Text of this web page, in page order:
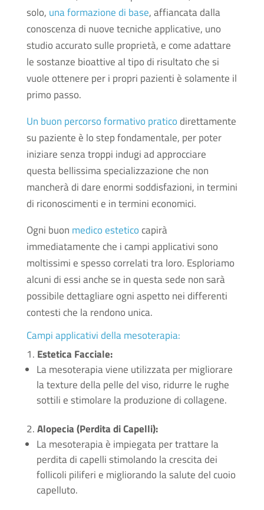
solo, una formazione di base, affiancata dalla
conoscenza di nuove tecniche applicative, uno
studio accurato sulle proprietà, e come adattare
le sostanze bioattive al tipo di risultato che si
vuole ottenere per i propri pazienti è solamente il
primo passo.
Un buon percorso formativo pratico direttamente
su paziente è lo step fondamentale, per poter
iniziare senza troppi indugi ad approcciare
questa bellissima specializzazione che non
mancherà di dare enormi soddisfazioni, in termini
di riconoscimenti e in termini economici.
Ogni buon medico estetico capirà
immediatamente che i campi applicativi sono
moltissimi e spesso correlati tra loro. Esploriamo
alcuni di essi anche se in questa sede non sarà
possibile dettagliare ogni aspetto nei differenti
contesti che la rendono unica.
Campi applicativi della mesoterapia:
Estetica Facciale:
La mesoterapia viene utilizzata per migliorare
la texture della pelle del viso, ridurre le rughe
sottili e stimolare la produzione di collagene.
Alopecia (Perdita di Capelli):
La mesoterapia è impiegata per trattare la
perdita di capelli stimolando la crescita dei
follicoli piliferi e migliorando la salute del cuoio
capelluto.